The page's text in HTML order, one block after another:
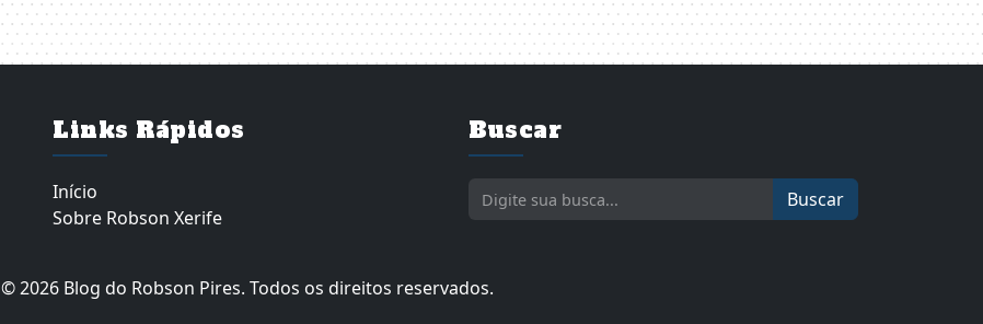
Links Rápidos
Início
Sobre Robson Xerife
Buscar
Buscar
© 2026 Blog do Robson Pires. Todos os direitos reservados.